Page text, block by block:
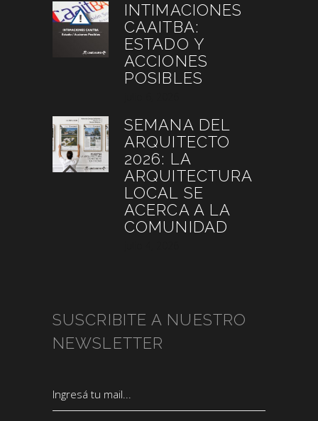
INTIMACIONES
CAAITBA:
ESTADO Y
ACCIONES
POSIBLES
SEMANA DEL
ARQUITECTO
2026: LA
ARQUITECTURA
LOCAL SE
ACERCA A LA
COMUNIDAD
SUSCRIBITE A NUESTRO
NEWSLETTER